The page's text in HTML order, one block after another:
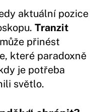
aktuální pozice
Tranzit
může přinést
které paradoxně
je potřeba
světlo.